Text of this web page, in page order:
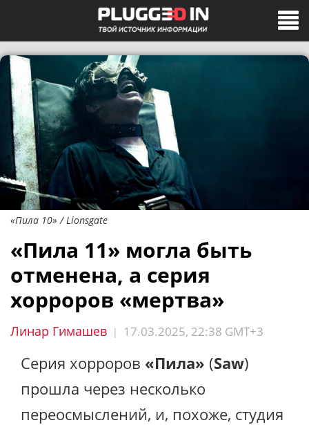
«Пила 10» / Lionsgate
«Пила 11» могла быть
отменена, а серия
хорроров «мертва»
Линар Гимашев | 17.03.2025, 22:38 GMT+3
Серия хорроров «Пила» (Saw)
прошла через несколько
переосмыслений, и, похоже, студия